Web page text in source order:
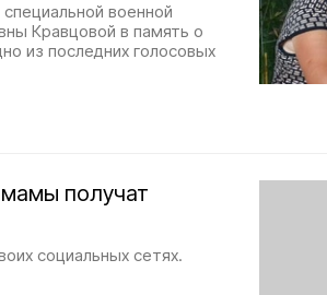
военной
Кравцовой в память о
из последних голосовых
получат
социальных сетях.